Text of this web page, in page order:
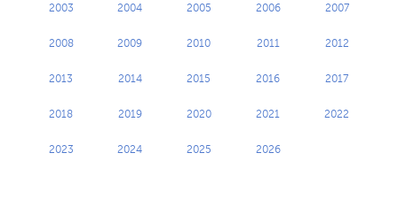
2003 2004 2005 2006 2007
2008 2009 2010 2011 2012
2013 2014 2015 2016 2017
2018 2019 2020 2021 2022
2023 2024 2025 2026